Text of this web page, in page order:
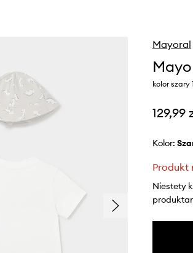
Mayoral
kolor szary
129,99
Kolor:
Produkt
Niestety